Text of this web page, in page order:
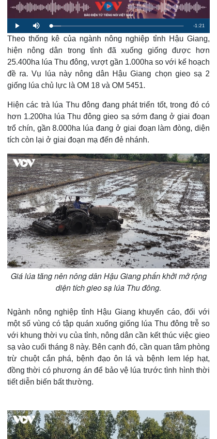
P
l
a
y
M
u
t
e
L
o
a
d
e
d
7
.
R
e
n
T
i
m
e
-1:21
Theo thống kê của ngành nông nghiệp tỉnh Hậu Giang,
hiện nông dân trong tỉnh đã xuống giống được hơn
25.400ha lúa Thu đông, vượt gần 1.000ha so với kế hoạch
đề ra. Vụ lúa này nông dân Hậu Giang chọn gieo sạ 2
giống lúa chủ lực là OM 18 và OM 5451.
Hiện các trà lúa Thu đông đang phát triển tốt, trong đó có
hơn 1.200ha lúa Thu đông gieo sạ sớm đang ở giai đoạn
trổ chín, gần 8.000ha lúa đang ở giai đoạn làm đòng, diện
tích còn lại ở giai đoạn mạ đến đẻ nhánh.
Giá lúa tăng nên nông dân Hậu Giang phấn khởi mở rộng
diện tích gieo sạ lúa Thu đông.
Ngành nông nghiệp tỉnh Hậu Giang khuyến cáo, đối với
một số vùng có tập quán xuống giống lúa Thu đông trễ so
với khung thời vụ của tỉnh, nông dân cần kết thúc việc gieo
sạ vào cuối tháng 8 này. Bên cạnh đó, cần quan tâm phòng
trừ chuột cắn phá, bệnh đạo ôn lá và bệnh lem lép hạt,
đồng thời có phương án để bảo vệ lúa trước tình hình thời
tiết diễn biến bất thường.